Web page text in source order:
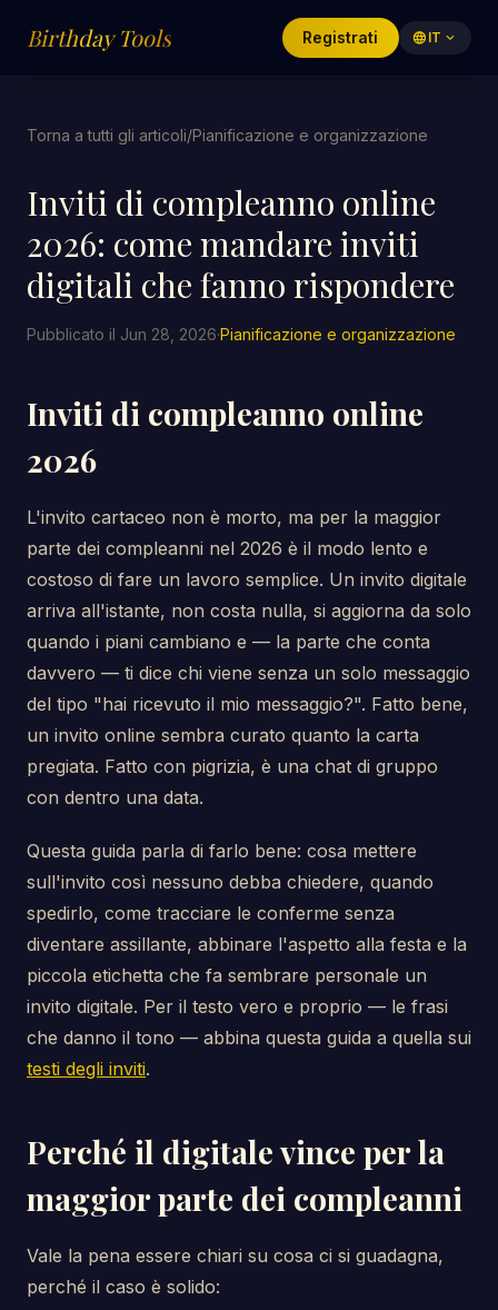
Birthday Tools Registrati language IT expand_more
Torna a tutti gli articoli/Pianificazione e organizzazione
Inviti di compleanno online
2026: come mandare inviti
digitali che fanno rispondere
Pubblicato il Jun 28, 2026·Pianificazione e organizzazione
Inviti di compleanno online
2026
L'invito cartaceo non è morto, ma per la maggior
parte dei compleanni nel 2026 è il modo lento e
costoso di fare un lavoro semplice. Un invito digitale
arriva all'istante, non costa nulla, si aggiorna da solo
quando i piani cambiano e — la parte che conta
davvero — ti dice chi viene senza un solo messaggio
del tipo "hai ricevuto il mio messaggio?". Fatto bene,
un invito online sembra curato quanto la carta
pregiata. Fatto con pigrizia, è una chat di gruppo
con dentro una data.
Questa guida parla di farlo bene: cosa mettere
sull'invito così nessuno debba chiedere, quando
spedirlo, come tracciare le conferme senza
diventare assillante, abbinare l'aspetto alla festa e la
piccola etichetta che fa sembrare personale un
invito digitale. Per il testo vero e proprio — le frasi
che danno il tono — abbina questa guida a quella sui
testi degli inviti.
Perché il digitale vince per la
maggior parte dei compleanni
Vale la pena essere chiari su cosa ci si guadagna,
perché il caso è solido: